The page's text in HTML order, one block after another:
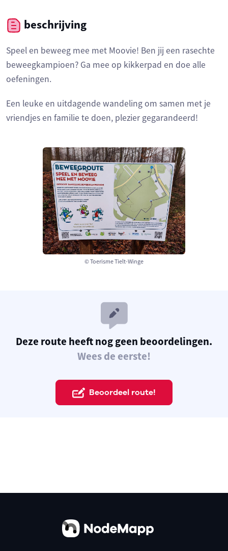
© Toerisme Tielt-Winge
beschrijving
Speel en beweeg mee met Moovie! Ben jij een rasechte
beweegkampioen? Ga mee op kikkerpad en doe alle
oefeningen.
Een leuke en uitdagende wandeling om samen met je
vriendjes en familie te doen, plezier gegarandeerd!
Deze route heeft nog geen beoordelingen.
Wees de eerste!
Beoordeel route!